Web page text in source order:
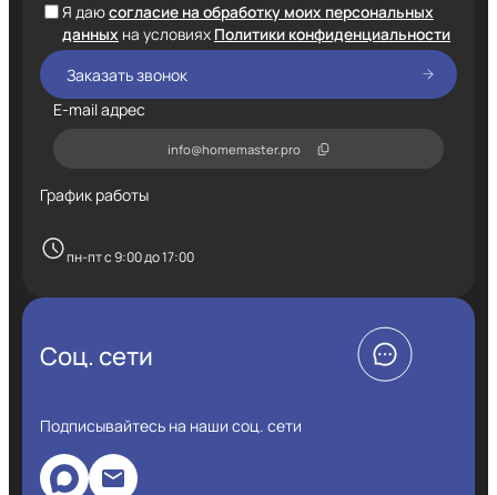
Я даюсогласие на обработку моих персональных
данных на условиях Политики конфиденциальности
E-mail адрес
info@homemaster.pro
График работы
пн-пт с 9:00 до 17:00
Соц. сети
Подписывайтесь на наши соц. сети